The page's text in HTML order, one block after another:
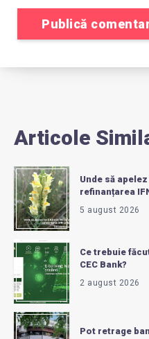
Articole
Unde să
refinanțarea
5 august 2026
Ce trebuie
CEC Bank?
2 august 2026
Pot retrage